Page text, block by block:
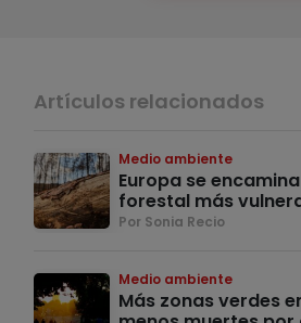
Artículos relacionados
Medio ambiente
Europa se
forestal más
Por Sonia Recio
Medio ambiente
Más zonas verdes